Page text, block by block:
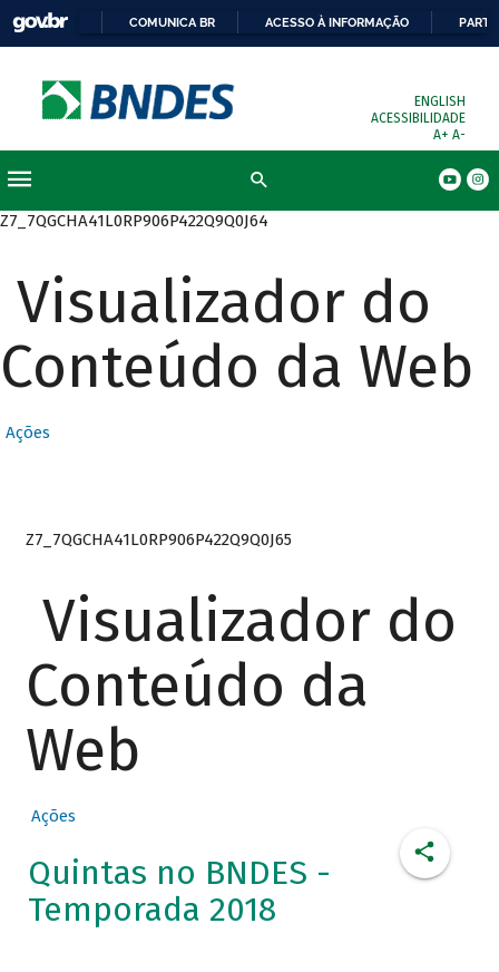
COMUNICA BR ACESSO À INFORMAÇÃO
ENGLISH
ACESSIBILIDADE
A+ A-
Z7_7QGCHA41L0RP906P422Q9Q0J64
Visualizador do
Conteúdo da Web
Ações
Z7_7QGCHA41L0RP906P422Q9Q0J65
Visualizador do
Conteúdo da
Web
Ações
Quintas no BNDES -
Temporada 2018